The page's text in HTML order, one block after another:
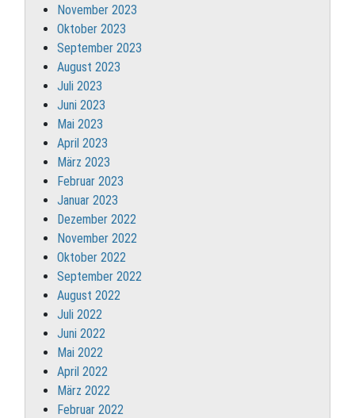
November 2023
Oktober 2023
September 2023
August 2023
Juli 2023
Juni 2023
Mai 2023
April 2023
März 2023
Februar 2023
Januar 2023
Dezember 2022
November 2022
Oktober 2022
September 2022
August 2022
Juli 2022
Juni 2022
Mai 2022
April 2022
März 2022
Februar 2022